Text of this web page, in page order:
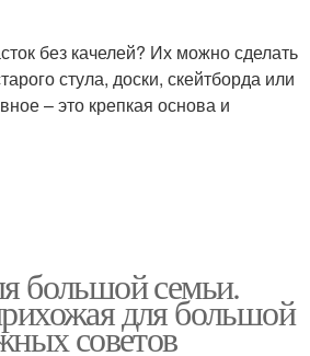
без качелей? Их можно сделать
стула, доски, скейтборда или
– это крепкая основа и
большой семьи.
для большой
советов